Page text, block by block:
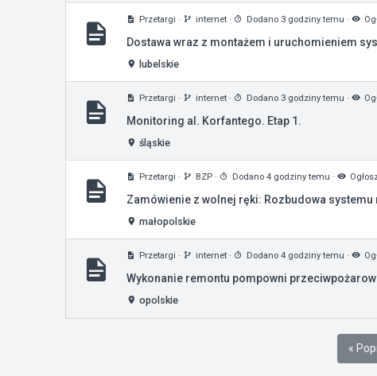
Przetargi · internet · Dodano 3 godziny temu ·
Dostawa wraz z montażem i uruchomieniem
lubelskie
Przetargi · internet · Dodano 3 godziny temu ·
Monitoring al. Korfantego. Etap 1.
śląskie
Przetargi · BZP · Dodano 4 godziny temu ·
Zamówienie z wolnej ręki: Rozbudowa
małopolskie
Przetargi · internet · Dodano 4 godziny temu ·
Wykonanie remontu pompowni
opolskie
«